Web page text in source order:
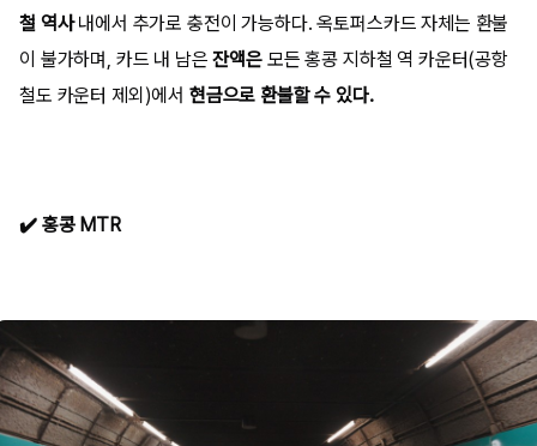
철 역사내에서 추가로 충전이 가능하다. 옥토퍼스카드 자체는 환불
이 불가하며, 카드 내 남은잔액은모든 홍콩 지하철 역 카운터(공항
철도 카운터 제외)에서 현금으로 환불할 수 있다.
✔️ 홍콩 MTR